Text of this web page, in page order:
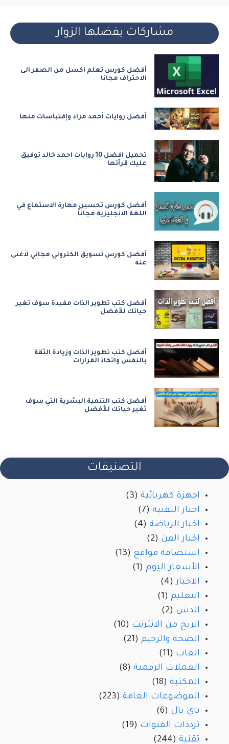
مشاركات يفضلها الزوار
أفضل كورس تعلم اكسل من الصفر الى
الاحتراف مجانا
أفضل روايات أحمد مراد وإقتباسات منها
تحميل افضل 10 روايات احمد خالد توفيق
عليك قرأتها
أفضل كورس تحسين مهارة الاستماع في
اللغة الانجليزية مجاناً
أفضل كورس تسويق الكتروني مجاني لاغنى
عنه
أفضل كتب تطوير الذات مفيدة سوف تغير
حياتك للأفضل
أفضل كتب تطوير الذات وزيادة الثقة
بالنفس واتخاذ القرارات
أفضل كتب التنمية البشرية التي سوف
تغير حياتك للأفضل
التصنيفات
اجهزة كهربائية (3)
اخبار التقنية (7)
اخبار الرياضة (4)
اخبار الفن (2)
استضافة مواقع (13)
الأسعار اليوم (1)
الاخبار(4)
التعليم (1)
الدش (2)
الربح من الانترنت (10)
الصحة والرجيم (21)
العاب (11)
العملات الرقمية (8)
المكتبة (18)
الموضوعات العامة (223)
باي بال (6)
ترددات القنوات (19)
تقنية (244)